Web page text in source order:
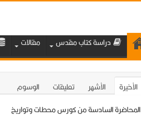
دراسة كتاب مقدس مقالات
الأخيرة الأشهر تعليقات
الوسوم
المحاضرة السادسة من كورس محطات وتواريخ